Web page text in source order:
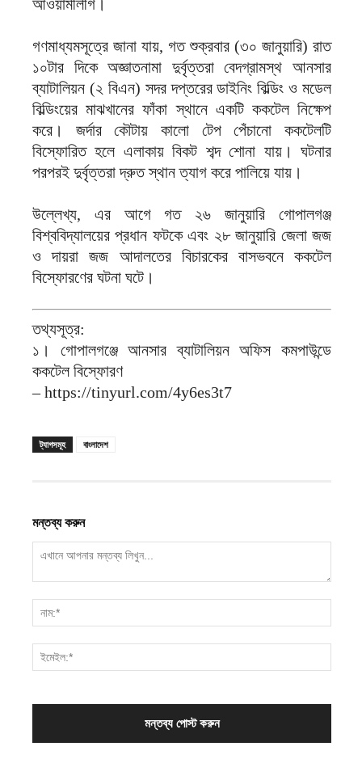
আওয়ামীলীগ।
গণমাধ্যমসূত্রে জানা যায়, গত শুক্রবার (৩০ জানুয়ারি) রাত
১০টার দিকে অজ্ঞাতনামা দুর্বৃত্তরা বেদগ্রামস্থ আনসার
ব্যাটালিয়ন (২ বিএন) সদর দপ্তরের ডাইনিং বিল্ডিং ও মডেল
বিল্ডিংয়ের মাঝখানের ফাঁকা স্থানে একটি ককটেল নিক্ষেপ
করে। জর্দার কৌটায় কালো টেপ পেঁচানো ককটেলটি
বিস্ফোরিত হলে এলাকায় বিকট শব্দ শোনা যায়। ঘটনার
পরপরই দুর্বৃত্তরা দ্রুত স্থান ত্যাগ করে পালিয়ে যায়।
উল্লেখ্য, এর আগে গত ২৬ জানুয়ারি গোপালগঞ্জ
বিশ্ববিদ্যালয়ের প্রধান ফটকে এবং ২৮ জানুয়ারি জেলা জজ
ও দায়রা জজ আদালতের বিচারকের বাসভবনে ককটেল
বিস্ফোরণের ঘটনা ঘটে।
তথ্যসূত্র:
১। গোপালগঞ্জে আনসার ব্যাটালিয়ন অফিস কমপাউন্ডে
ককটেল বিস্ফোরণ
– https://tinyurl.com/4y6es3t7
ট্যাগসমূহ বাংলাদেশ
মন্তব্য করুন